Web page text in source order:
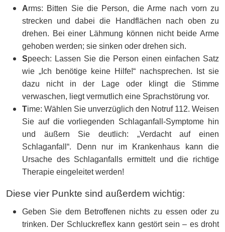
Arms: Bitten Sie die Person, die Arme nach vorn zu
strecken und dabei die Handflächen nach oben zu
drehen. Bei einer Lähmung können nicht beide Arme
gehoben werden; sie sinken oder drehen sich.
Speech: Lassen Sie die Person einen einfachen Satz
wie „Ich benötige keine Hilfe!“ nachsprechen. Ist sie
dazu nicht in der Lage oder klingt die Stimme
verwaschen, liegt vermutlich eine Sprachstörung vor.
Time: Wählen Sie unverzüglich den Notruf 112. Weisen
Sie auf die vorliegenden Schlaganfall-Symptome hin
und äußern Sie deutlich: „Verdacht auf einen
Schlaganfall“. Denn nur im Krankenhaus kann die
Ursache des Schlaganfalls ermittelt und die richtige
Therapie eingeleitet werden!
Diese vier Punkte sind außerdem wichtig:
Geben Sie dem Betroffenen nichts zu essen oder zu
trinken. Der Schluckreflex kann gestört sein – es droht